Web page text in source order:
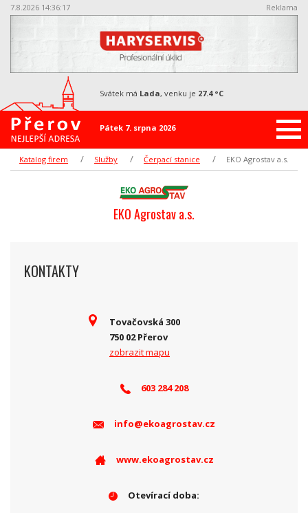
7.8.2026 14:36:18 Reklama
Pátek 7. srpna 2026
svátek má Lada, venku je 27.4 °C
Katalog firem Služby Čerpací stanice EKO Agrostav a.s.
EKO Agrostav a.s.
KONTAKTY
Tovačovská 300
750 02 Přerov
zobrazit mapu
603 284 208
info@ekoagrostav.cz
www.ekoagrostav.cz
Otevírací doba: